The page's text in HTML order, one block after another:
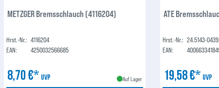
METZGER Bremsschlauch (4116204)
Hrst.-Nr.: 4116204
EAN:
4250032566685
8,70 €* UVP Auf Lager
ATE
Hrst.-Nr.: 24.5143-
EAN:
19,58 €* UVP